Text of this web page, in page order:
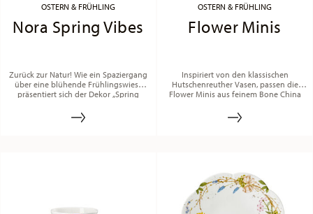
OSTERN & FRÜHLING
Nora Spring Vibes
Zurück zur Natur! Wie ein Spaziergang
über eine blühende Frühlingswiese
präsentiert sich der Dekor „Spring
OSTERN & FRÜHLING
Flower Minis
Inspiriert von den klassischen
Hutschenreuther Vasen, passen die
Flower Minis aus feinem Bone China
Ambiente.